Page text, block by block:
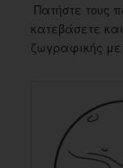
Πατήστε τους
κατεβάσετε
ζωγραφικής